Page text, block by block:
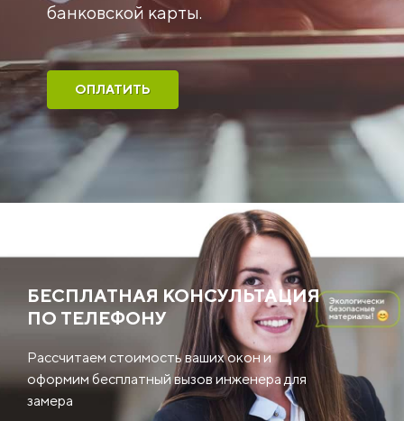
банковской карты.
ОПЛАТИТЬ
БЕСПЛАТНАЯ КОНСУЛЬТАЦИЯ
ПО ТЕЛЕФОНУ
Рассчитаем стоимость ваших окон и
оформим бесплатный вызов инженера для
замера